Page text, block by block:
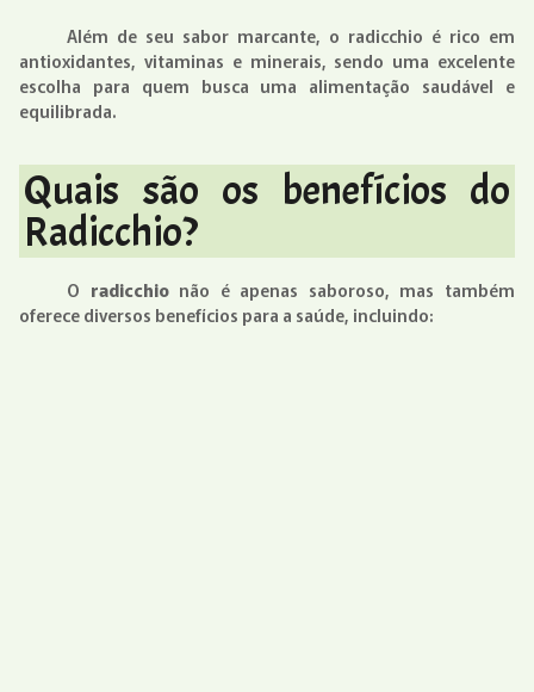
Além de seu sabor marcante, o radicchio é rico em
antioxidantes, vitaminas e minerais, sendo uma excelente
escolha para quem busca uma alimentação saudável e
equilibrada.
Quais são os benefícios do
Radicchio?
O radicchionão é apenas saboroso, mas também
oferece diversos benefícios para a saúde, incluindo: